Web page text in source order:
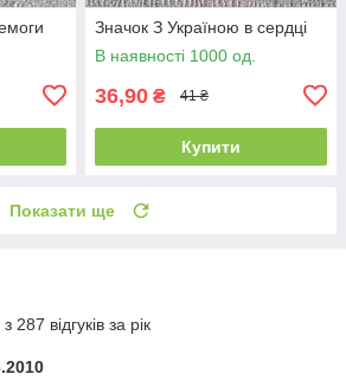
Значок З Україною в сердці
В наявності 1000 од.
36,90 ₴ 41 ₴
Купити
Показати ще
287 відгуків за рік